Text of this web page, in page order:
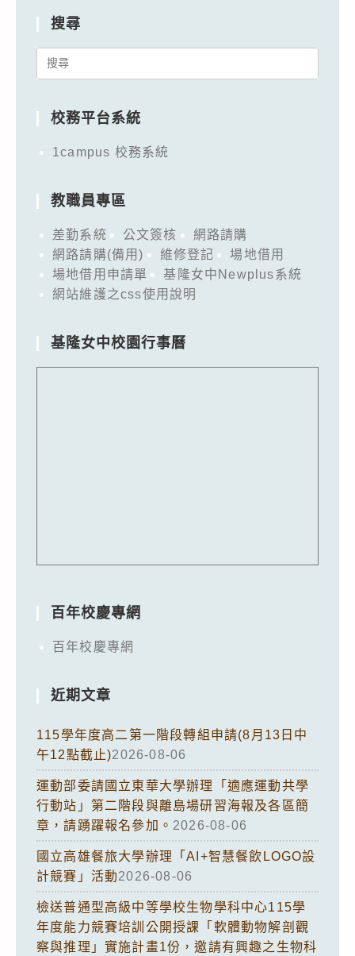
搜尋
Search
校務平台系統
1campus 校務系統
教職員專區
差勤系統 公文簽核
網路請購
網路請購(備用)
維修登記
場地借用
場地借用申請單
基隆女中Newplus系統
網站維護之css使用說明
基隆女中校園行事曆
百年校慶專網
百年校慶專網
近期文章
115學年度高二第一階段轉組申請(8月13日中
午12點截止)2026-08-06
運動部委請國立東華大學辦理「適應運動共學
行動站」第二階段與離島場研習海報及各區簡
章，請踴躍報名參加。 2026-08-06
國立高雄餐旅大學辦理「AI+智慧餐飲LOGO設
計競賽」活動2026-08-06
檢送普通型高級中等學校生物學科中心115學
年度能力競賽培訓公開授課「軟體動物解剖觀
察與推理」實施計畫1份，邀請有興趣之生物科